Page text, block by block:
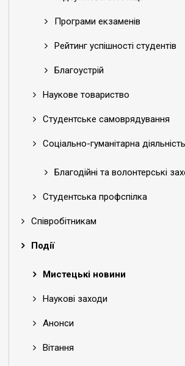
Програми екзаменів
Рейтинг успішності студентів
Благоустрій
Наукове товариство
Студентське самоврядування
Соціально-гуманітарна діяльність
Благодійні та волонтерські
Студентська профспілка
Співробітникам
Події
Мистецькі новини
Наукові заходи
Анонси
Вітання